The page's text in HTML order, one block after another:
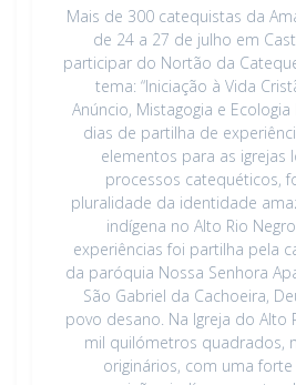
Mais de 300 catequistas da
de 24 a 27 de julho em
participar do Nortão da
tema: “Iniciação à Vida
Anúncio, Mistagogia e Ecologia
dias de partilha de
elementos para as igrejas
processos catequéticos,
pluralidade da identidade
indígena no Alto Rio
experiências foi partilha pela
da paróquia Nossa Senhora
São Gabriel da Cachoeira,
povo desano. Na Igreja do Alto
mil quilómetros quadrados,
originários, com uma